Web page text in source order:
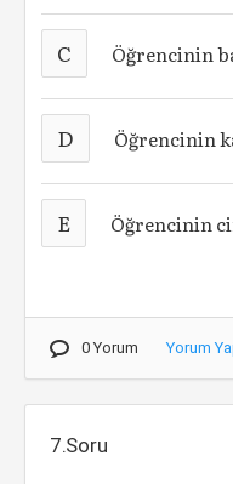
C Öğrencinin
D Öğrencinin
E Öğrencinin
0 Yorum Yorum
7.Soru